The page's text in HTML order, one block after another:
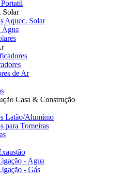
Solar
Aquec. Solar
Água
de Ar
Casa & Construção
Latão/Alumínio
para Torneiras
- Agua
- Gás